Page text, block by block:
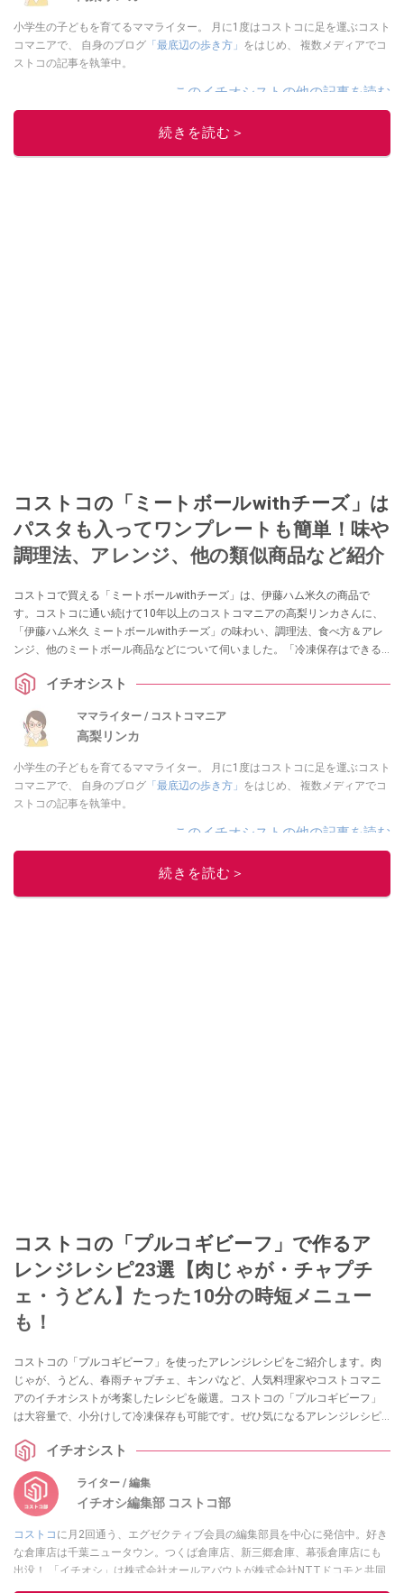
小学生の子どもを育てるママライター。 月に1度はコストコに足を運ぶコスト
コマニアで、 自身のブログ 「最底辺の歩き方」 をはじめ、 複数メディアでコ
ストコの記事を執筆中。
このイチオシストの他の記事を読む
続きを読む＞
コストコの「ミートボールwithチーズ」は
パスタも入ってワンプレートも簡単！味や
調理法、アレンジ、他の類似商品など紹介
コストコで買える「ミートボールwithチーズ」は、伊藤ハム米久の商品で
す。コストコに通い続けて10年以上のコストコマニアの高梨リンカさんに、
「伊藤ハム米久 ミートボールwithチーズ」の味わい、調理法、食べ方＆アレ
ンジ、他のミートボール商品などについて伺いました。「冷凍保存はできる
イチオシスト
ママライター / コストコマニア
高梨リンカ
小学生の子どもを育てるママライター。 月に1度はコストコに足を運ぶコスト
コマニアで、 自身のブログ 「最底辺の歩き方」 をはじめ、 複数メディアでコ
ストコの記事を執筆中。
このイチオシストの他の記事を読む
続きを読む＞
コストコの「プルコギビーフ」で作るア
レンジレシピ23選【肉じゃが・チャプチ
ェ・うどん】たった10分の時短メニュー
も！
コストコの「プルコギビーフ」を使ったアレンジレシピをご紹介します。肉
じゃが、うどん、春雨チャプチェ、キンパなど、人気料理家やコストコマニ
アのイチオシストが考案したレシピを厳選。コストコの「プルコギビーフ」
は大容量で、小分けして冷凍保存も可能です。ぜひ気になるアレンジレシピ
イチオシスト
ライター / 編集
イチオシ編集部 コストコ部
コストコ に月2回通う、エグゼクティブ会員の編集部員を中心に発信中。好き
な倉庫店は千葉ニュータウン。つくば倉庫店、新三郷倉庫、幕張倉庫店にも
出没！ 「イチオシ」は株式会社オールアバウトが株式会社NTTドコモと共同
で開設したレコメンドサイト。毎日トレンド情報をお届けしています。